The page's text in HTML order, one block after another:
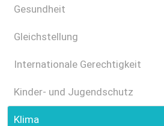
Gesundheit
Gleichstellung
Internationale Gerechtigkeit
Kinder- und Jugendschutz
Klima